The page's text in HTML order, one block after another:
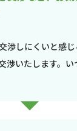
渉しにくいと感
渉いたします。